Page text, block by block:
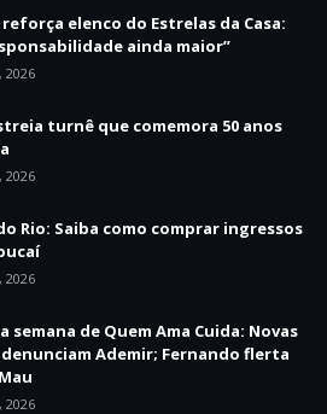
elenco do Estrelas da Casa:
ainda maior”
2026
turnê que comemora 50 anos
2026
Rio: Saiba como comprar ingressos
2026
semana de Quem Ama Cuida: Novas
Ademir; Fernando flerta
2026